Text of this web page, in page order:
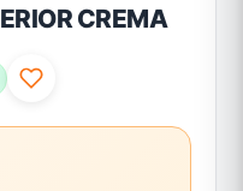
CREMA